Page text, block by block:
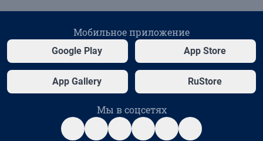
Мобильное приложение
Google Play App Store
App Gallery RuStore
Мы в соцсетях